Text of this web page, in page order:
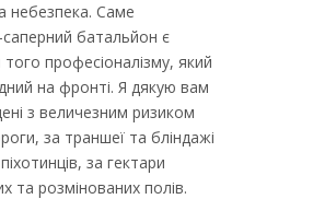
небезпека. Саме
батальйон є
професіоналізму, який
на фронті. Я дякую вам
з величезним ризиком
за траншеї та бліндажі
за гектари
та розмінованих полів.